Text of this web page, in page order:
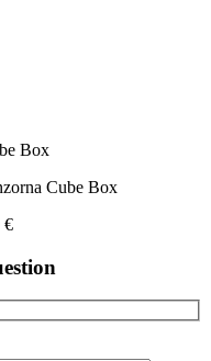
Cube Box
€